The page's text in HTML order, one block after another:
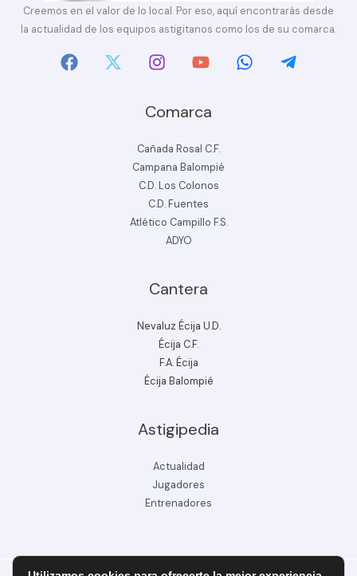
Creemos en el valor de lo local. Por eso, aquí encontrarás desde
la actualidad de los equipos astigitanos como los de su comarca.
Comarca
Cañada Rosal C.F.
Campana Balompié
C.D. Los Colonos
C.D. Fuentes
Atlético Campillo F.S.
ADYO
Cantera
Nevaluz Écija U.D.
Écija C.F.
F.A. Écija
Écija Balompié
Astigipedia
Actualidad
Jugadores
Entrenadores